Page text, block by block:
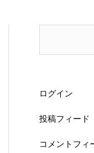
ログイン
投稿フィード
コメントフィ